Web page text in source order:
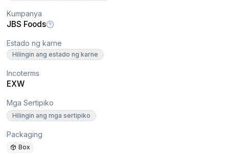
Kumpanya
JBS Foods
Estado ng karne
Hilingin ang estado ng karne
Incoterms
EXW
Mga Sertipiko
Hilingin ang mga sertipiko
Packaging
Box